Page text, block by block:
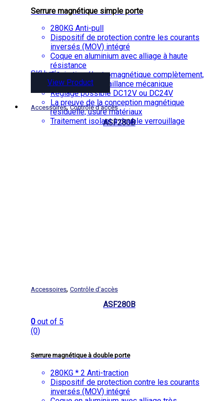
Serrure magnétique simple porte
280KG Anti-pull
Dispositif de protection contre les courants
inversés (MOV) intégré
Coque en aluminium avec alliage à haute
résistance
Aspiration électromagnétique complètement,
il n’ya pas de défaillance mécanique
Réglage possible DC12V ou DC24V
La preuve de la conception magnétique
résiduelle, usure matériaux
Traitement isolant à double verrouillage
SKU: n/a
View Product
Accessoires,Contrôle d'accès
ASF280B
Accessoires, Contrôle d'accès
ASF280B
0 out of 5
(0)
Serrure magnétique à double porte
280KG * 2 Anti-traction
Dispositif de protection contre les courants
inversés (MOV) intégré